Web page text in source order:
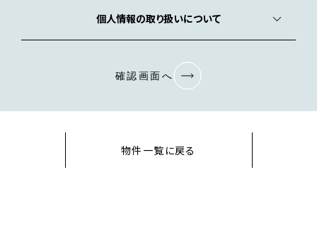
個人情報の取り扱いについて
確認画面へ
物件一覧に戻る